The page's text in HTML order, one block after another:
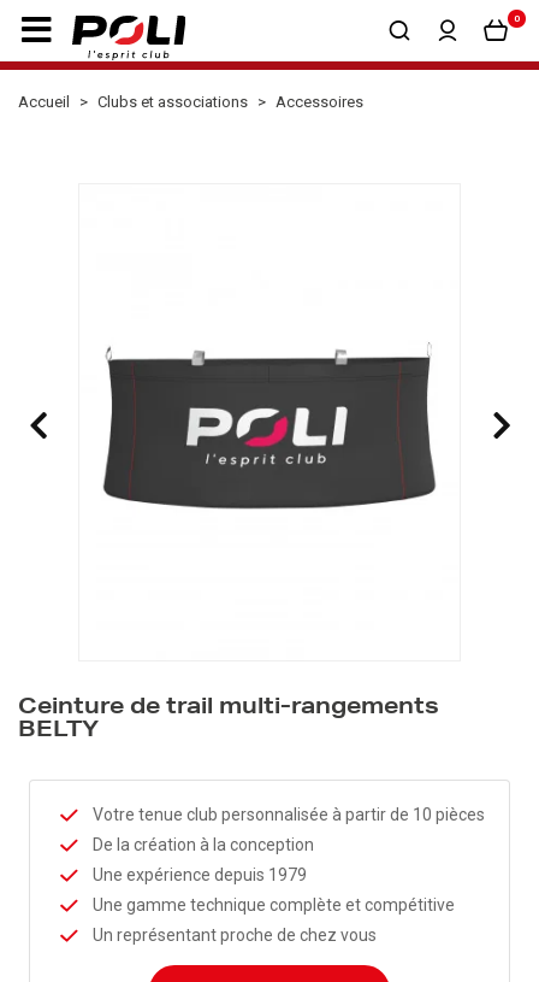
0
Accueil Clubs et associations Accessoires
Ceinture de trail multi-rangements
BELTY
Votre tenue club personnalisée à partir de 10 pièces
De la création à la conception
Une expérience depuis 1979
Une gamme technique complète et compétitive
Un représentant proche de chez vous